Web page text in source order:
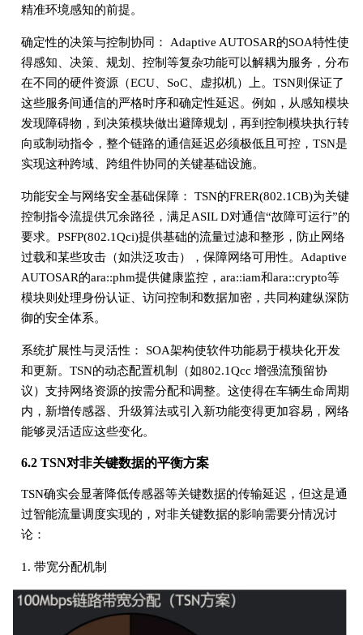
精准环境感知的前提。
确定性的决策与控制协同： Adaptive AUTOSAR的SOA特性使
得感知、决策、规划、控制等复杂功能可以解耦为服务，分布
在不同的硬件资源（ECU、SoC、虚拟机）上。TSN则保证了
这些服务间通信的严格时序和确定性延迟。例如，从感知模块
发现障碍物，到决策模块做出避障规划，再到控制模块执行转
向或制动指令，整个链路的通信延迟必须极低且可控，TSN是
实现这种跨域、跨组件协同的关键基础设施。
功能安全与网络安全基础保障： TSN的FRER(802.1CB)为关键
控制指令流提供冗余路径，满足ASIL D对通信“故障可运行”的
要求。PSFP(802.1Qci)提供基础的流量过滤和整形，防止网络
过载和某些攻击（如洪泛攻击），保障网络可用性。Adaptive
AUTOSAR的ara::phm提供健康监控，ara::iam和ara::crypto等
模块则处理身份认证、访问控制和数据加密，共同构建纵深防
御的安全体系。
系统扩展性与灵活性： SOA架构使软件功能易于模块化开发
和更新。TSN的动态配置机制（如802.1Qcc 增强流预留协
议）支持网络资源的按需分配和调整。这使得在车辆生命周期
内，新增传感器、升级算法或引入新功能变得更加容易，网络
能够灵活适应这些变化。
6.2 TSN对非关键数据的平衡方案
TSN确实会显著降低传感器等关键数据的传输延迟，但这是通
过智能流量调度实现的，对非关键数据的影响需要分情况讨
论：
1. 带宽分配机制